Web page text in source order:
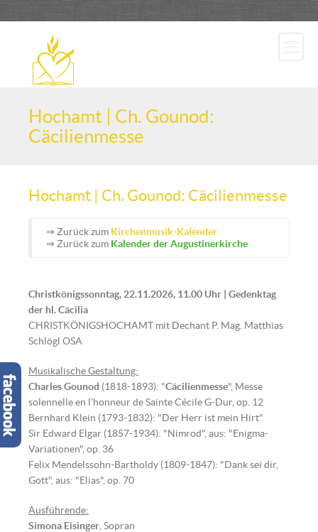
Hochamt | Ch. Gounod:
Cäcilienmesse
Hochamt | Ch. Gounod: Cäcilienmesse
⇒ Zurück zum Kirchenmusik-Kalender
⇒ Zurück zum Kalender der Augustinerkirche
Christkönigssonntag, 22.11.2026, 11.00 Uhr | Gedenktag
der hl. Cäcilia
CHRISTKÖNIGSHOCHAMT mit Dechant P. Mag. Matthias
Schlögl OSA
Musikalische Gestaltung:
Charles Gounod (1818-1893): "Cäcilienmesse", Messe
solennelle en l’honneur de Sainte Cécile G-Dur, op. 12
Bernhard Klein (1793-1832): "Der Herr ist mein Hirt"
Sir Edward Elgar (1857-1934): "Nimrod", aus: "Enigma-
Variationen", op. 36
Felix Mendelssohn-Bartholdy (1809-1847): "Dank sei dir,
Gott", aus: "Elias", op. 70
Ausführende:
Simona Eisinger , Sopran